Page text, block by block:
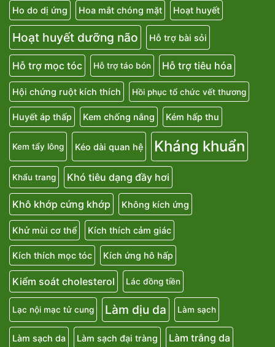
Ho do dị ứng Hoa mắt chóng mặt Hoạt huyết
Hoạt huyết dưỡng não Hỗ trợ bài sỏi
Hỗ trợ mọc tóc Hỗ trợ táo bón Hỗ trợ tiêu hóa
Hội chứng ruột kích thích Hồi phục tổ chức vết thương
Huyết áp thấp Kem chống nắng Kém hấp thu
Kem tẩy lông Kéo dài quan hệ Kháng khuẩn
Khẩu trang Khó tiêu dạng đầy hơi
Khô khớp cứng khớp Không kích ứng
Khử mùi cơ thể Kích thích cảm giác
Kích thích mọc tóc Kích ứng hô hấp
Kiểm soát cholesterol Lác đồng tiền
Lạc nội mạc tử cung Làm dịu da Làm sạch
Làm sạch da Làm sạch đại tràng Làm trắng da